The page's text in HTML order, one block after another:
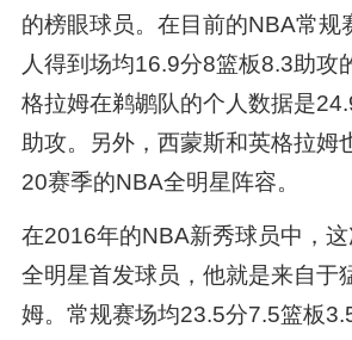
的榜眼球员。在目前的NBA常规
人得到场均16.9分8篮板8.3助攻
格拉姆在鹈鹕队的个人数据是
助攻。另外，西蒙斯和英格拉姆
20赛季的NBA全明星阵容。
在2016年的NBA新秀球员中，
全明星首发球员，他就是来自于
姆。常规赛场均23.5分7.5篮板